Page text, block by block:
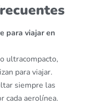
para viajar en
ultracompacto,
para viajar.
siempre las
cada aerolínea.